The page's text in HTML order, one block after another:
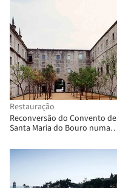
Restauração
Reconversão do Convento de
Santa Maria do Bouro numa
Moura + Humberto Vieira